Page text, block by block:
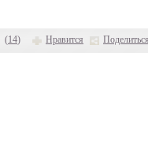
(14) Нравится Поделиться